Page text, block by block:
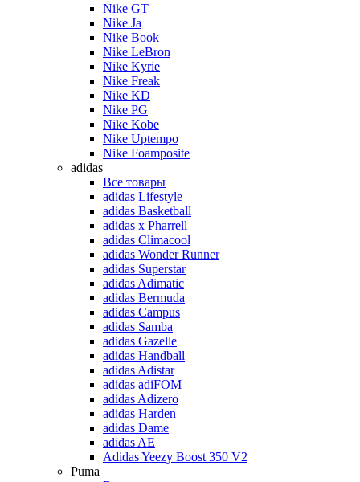
Nike GT
Nike Ja
Nike Book
Nike LeBron
Nike Kyrie
Nike Freak
Nike KD
Nike PG
Nike Kobe
Nike Uptempo
Nike Foamposite
adidas
Все товары
adidas Lifestyle
adidas Basketball
adidas x Pharrell
adidas Climacool
adidas Wonder Runner
adidas Superstar
adidas Adimatic
adidas Bermuda
adidas Campus
adidas Samba
adidas Gazelle
adidas Handball
adidas Adistar
adidas adiFOM
adidas Adizero
adidas Harden
adidas Dame
adidas AE
Adidas Yeezy Boost 350 V2
Puma